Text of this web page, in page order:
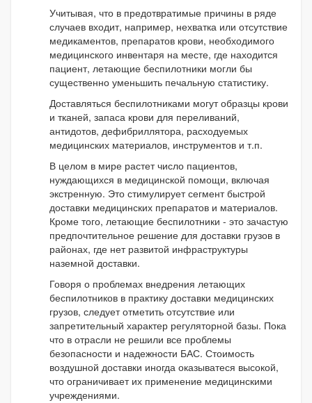
Учитывая, что в предотвратимые причины в ряде
случаев входит, например, нехватка или отсутствие
медикаментов, препаратов крови, необходимого
медицинского инвентаря на месте, где находится
пациент, летающие беспилотники могли бы
существенно уменьшить печальную статистику.
Доставляться беспилотниками могут образцы крови
и тканей, запаса крови для переливаний,
антидотов, дефибриллятора, расходуемых
медицинских материалов, инструментов и т.п.
В целом в мире растет число пациентов,
нуждающихся в медицинской помощи, включая
экстренную. Это стимулирует сегмент быстрой
доставки медицинских препаратов и материалов.
Кроме того, летающие беспилотники - это зачастую
предпочтительное решение для доставки грузов в
районах, где нет развитой инфраструктуры
наземной доставки.
Говоря о проблемах внедрения летающих
беспилотников в практику доставки медицинских
грузов, следует отметить отсутствие или
запретительный характер регуляторной базы. Пока
что в отрасли не решили все проблемы
безопасности и надежности БАС. Стоимость
воздушной доставки иногда оказыватеся высокой,
что ограничивает их применение медицинскими
учреждениями.